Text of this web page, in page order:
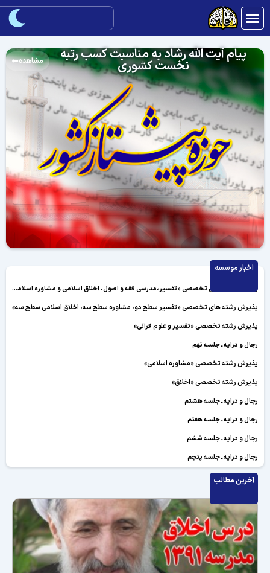
پیام آیت الله رشاد به مناسبت کسب رتبه
نخست کشوری مشاهده
اخبار موسسه
پذیرش رشته های تخصصی «تفسیر،مدرسی فقه و اصول، اخلاق اسلامی و مشاوره اسلامی»
پذیرش رشته های تخصصی «تفسیر سطح دو، مشاوره سطح سه، اخلاق اسلامی سطح سه»
پذیرش رشته تخصصی «تفسیر و علوم قرآنی»
رجال و درایه ـ جلسه نهم
پذیرش رشته تخصصی «مشاوره اسلامی»
پذیرش رشته تخصصی «اخلاق»
رجال و درایه ـ جلسه هشتم
رجال و درایه ـ جلسه هفتم
رجال و درایه ـ جلسه ششم
رجال و درایه ـ جلسه پنجم
رجال و درایه ـ جلسه چهارم
رجال و درایه ـ جلسه دوم
رجال و درایه ـ جلسه اول
آخرین مطالب